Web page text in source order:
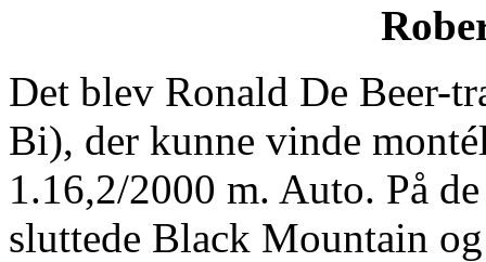
Det blev Ronald De Beer-
Bi), der kunne vinde
1.16,2/2000 m. Auto. På
sluttede Black Mountain